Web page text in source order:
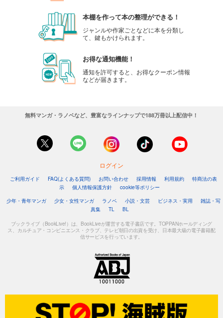
本棚を作って本の整理ができる！
ジャンルや作家ごとなどに本を分類し
て、鍵もかけられます。
お得な通知機能！
通知を許可すると、お得なクーポン情報
などが届きます。
無料マンガ・ラノベなど、豊富なラインナップで188万冊以上配信中！
ログイン
ご利用ガイド FAQ(よくある質問) お問い合わせ 採用情報 利用規約
特商法の表
示
個人情報保護方針
cookie等ポリシー
少年・青年マンガ
少女・女性マンガ ラノベ 小説・文芸 ビジネス・実用
雑誌・写
真集
TL BL
ブックライブ（BookLive!）は、BookLiveが運営する電子書店です。TOPPANホールディング
ス、カルチュア・コンビニエンス・クラブ、テレビ朝日の出資を受け、日本最大級の電子書籍配
信サービスを行っています。